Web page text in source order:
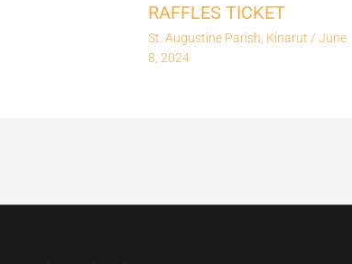
RAFFLES TICKET
St. Augustine Parish, Kinarut /June
8, 2024